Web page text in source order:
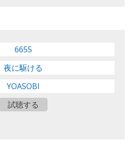
6655
夜に駆ける
YOASOBI
試聴する